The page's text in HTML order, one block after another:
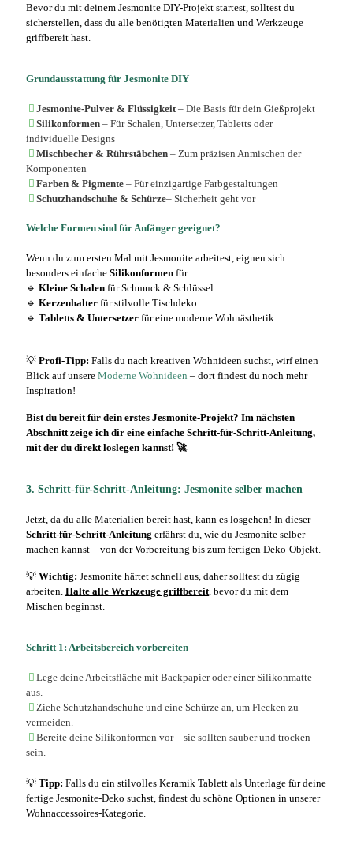
Bevor du mit deinem Jesmonite DIY-Projekt startest, solltest du
sicherstellen, dass du alle benötigten Materialien und Werkzeuge
griffbereit hast.
Grundausstattung für Jesmonite DIY
Jesmonite-Pulver & Flüssigkeit– Die Basis für dein Gießprojekt
Silikonformen – Für Schalen, Untersetzer, Tabletts oder
individuelle Designs
Mischbecher & Rührstäbchen – Zum präzisen Anmischen der
Komponenten
Farben & Pigmente – Für einzigartige Farbgestaltungen
Schutzhandschuhe & Schürze– Sicherheit geht vor
Welche Formen sind für Anfänger geeignet?
Wenn du zum ersten Mal mit Jesmonite arbeitest, eignen sich
besonders einfache Silikonformen für:
🔹 Kleine Schalen für Schmuck & Schlüssel
🔹 Kerzenhalter für stilvolle Tischdeko
🔹 Tabletts & Untersetzer für eine moderne Wohnästhetik
💡 Profi-Tipp: Falls du nach kreativen Wohnideen suchst, wirf einen
Blick auf unsere Moderne Wohnideen – dort findest du noch mehr
Inspiration!
Bist du bereit für dein erstes Jesmonite-Projekt? Im nächsten
Abschnitt zeige ich dir eine einfache Schritt-für-Schritt-Anleitung,
mit der du direkt loslegen kannst! 🚀
3. Schritt-für-Schritt-Anleitung: Jesmonite selber machen
Jetzt, da du alle Materialien bereit hast, kann es losgehen! In dieser
Schritt-für-Schritt-Anleitung erfährst du, wie du Jesmonite selber
machen kannst – von der Vorbereitung bis zum fertigen Deko-Objekt.
💡 Wichtig: Jesmonite härtet schnell aus, daher solltest du zügig
arbeiten. Halte alle Werkzeuge griffbereit, bevor du mit dem
Mischen beginnst.
Schritt 1: Arbeitsbereich vorbereiten
Lege deine Arbeitsfläche mit Backpapier oder einer Silikonmatte
aus.
Ziehe Schutzhandschuhe und eine Schürze an, um Flecken zu
vermeiden.
Bereite deine Silikonformen vor – sie sollten sauber und trocken
sein.
💡 Tipp: Falls du ein stilvolles Keramik Tablett als Unterlage für deine
fertige Jesmonite-Deko suchst, findest du schöne Optionen in unserer
Wohnaccessoires-Kategorie.